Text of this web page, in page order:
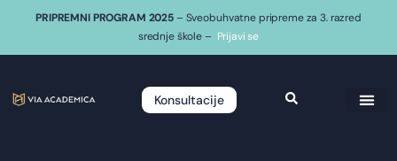
PRIPREMNI PROGRAM 2025 – Sveobuhvatne pripreme za 3. razred
srednje škole – Prijavi se
Konsultacije